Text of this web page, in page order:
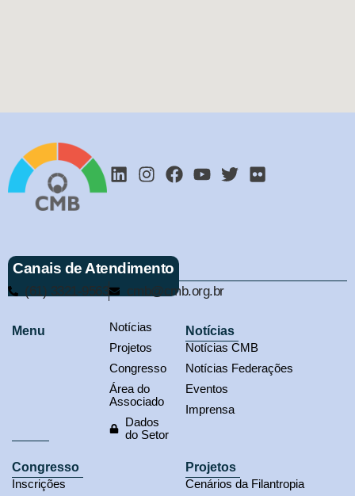
Canais de Atendimento
(61) 3321-9563 cmb@cmb.org.br
Menu
Notícias
Projetos
Congresso
Área do
Associado
Dados
do Setor
Notícias
Notícias CMB
Notícias Federações
Eventos
Imprensa
Congresso
Inscrições
Projetos
Cenários da Filantropia